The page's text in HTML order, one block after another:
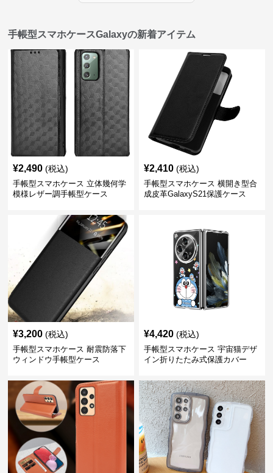
手帳型スマホケースGalaxyの新着アイテム
¥2,490 (税込)
手帳型スマホケース 立体幾何学
模様レザー調手帳型ケース
¥2,410 (税込)
手帳型スマホケース 横開き型合
成皮革GalaxyS21保護ケース
¥3,200 (税込)
手帳型スマホケース 耐震防落下
ウィンドウ手帳型ケース
¥4,420 (税込)
手帳型スマホケース 宇宙猫デザ
イン折りたたみ式保護カバー